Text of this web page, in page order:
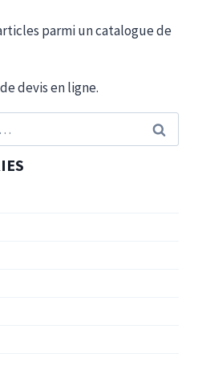
parmi un catalogue de
devis en ligne.